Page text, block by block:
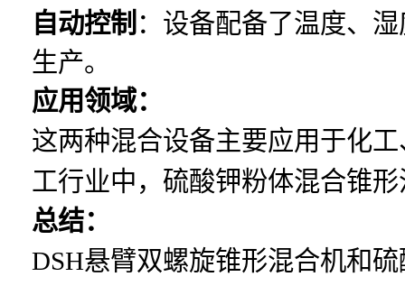
自动控制 ：设备配备了温度、
生产。
应用领域：
这两种混合设备主要应用于化
工行业中，硫酸钾粉体混合锥
总结：
DSH悬臂双螺旋锥形混合机和